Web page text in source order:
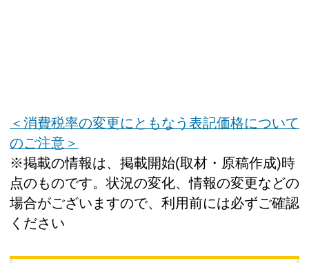
＜消費税率の変更にともなう表記価格について
のご注意＞
※掲載の情報は、掲載開始(取材・原稿作成)時
点のものです。状況の変化、情報の変更などの
場合がございますので、利用前には必ずご確認
ください